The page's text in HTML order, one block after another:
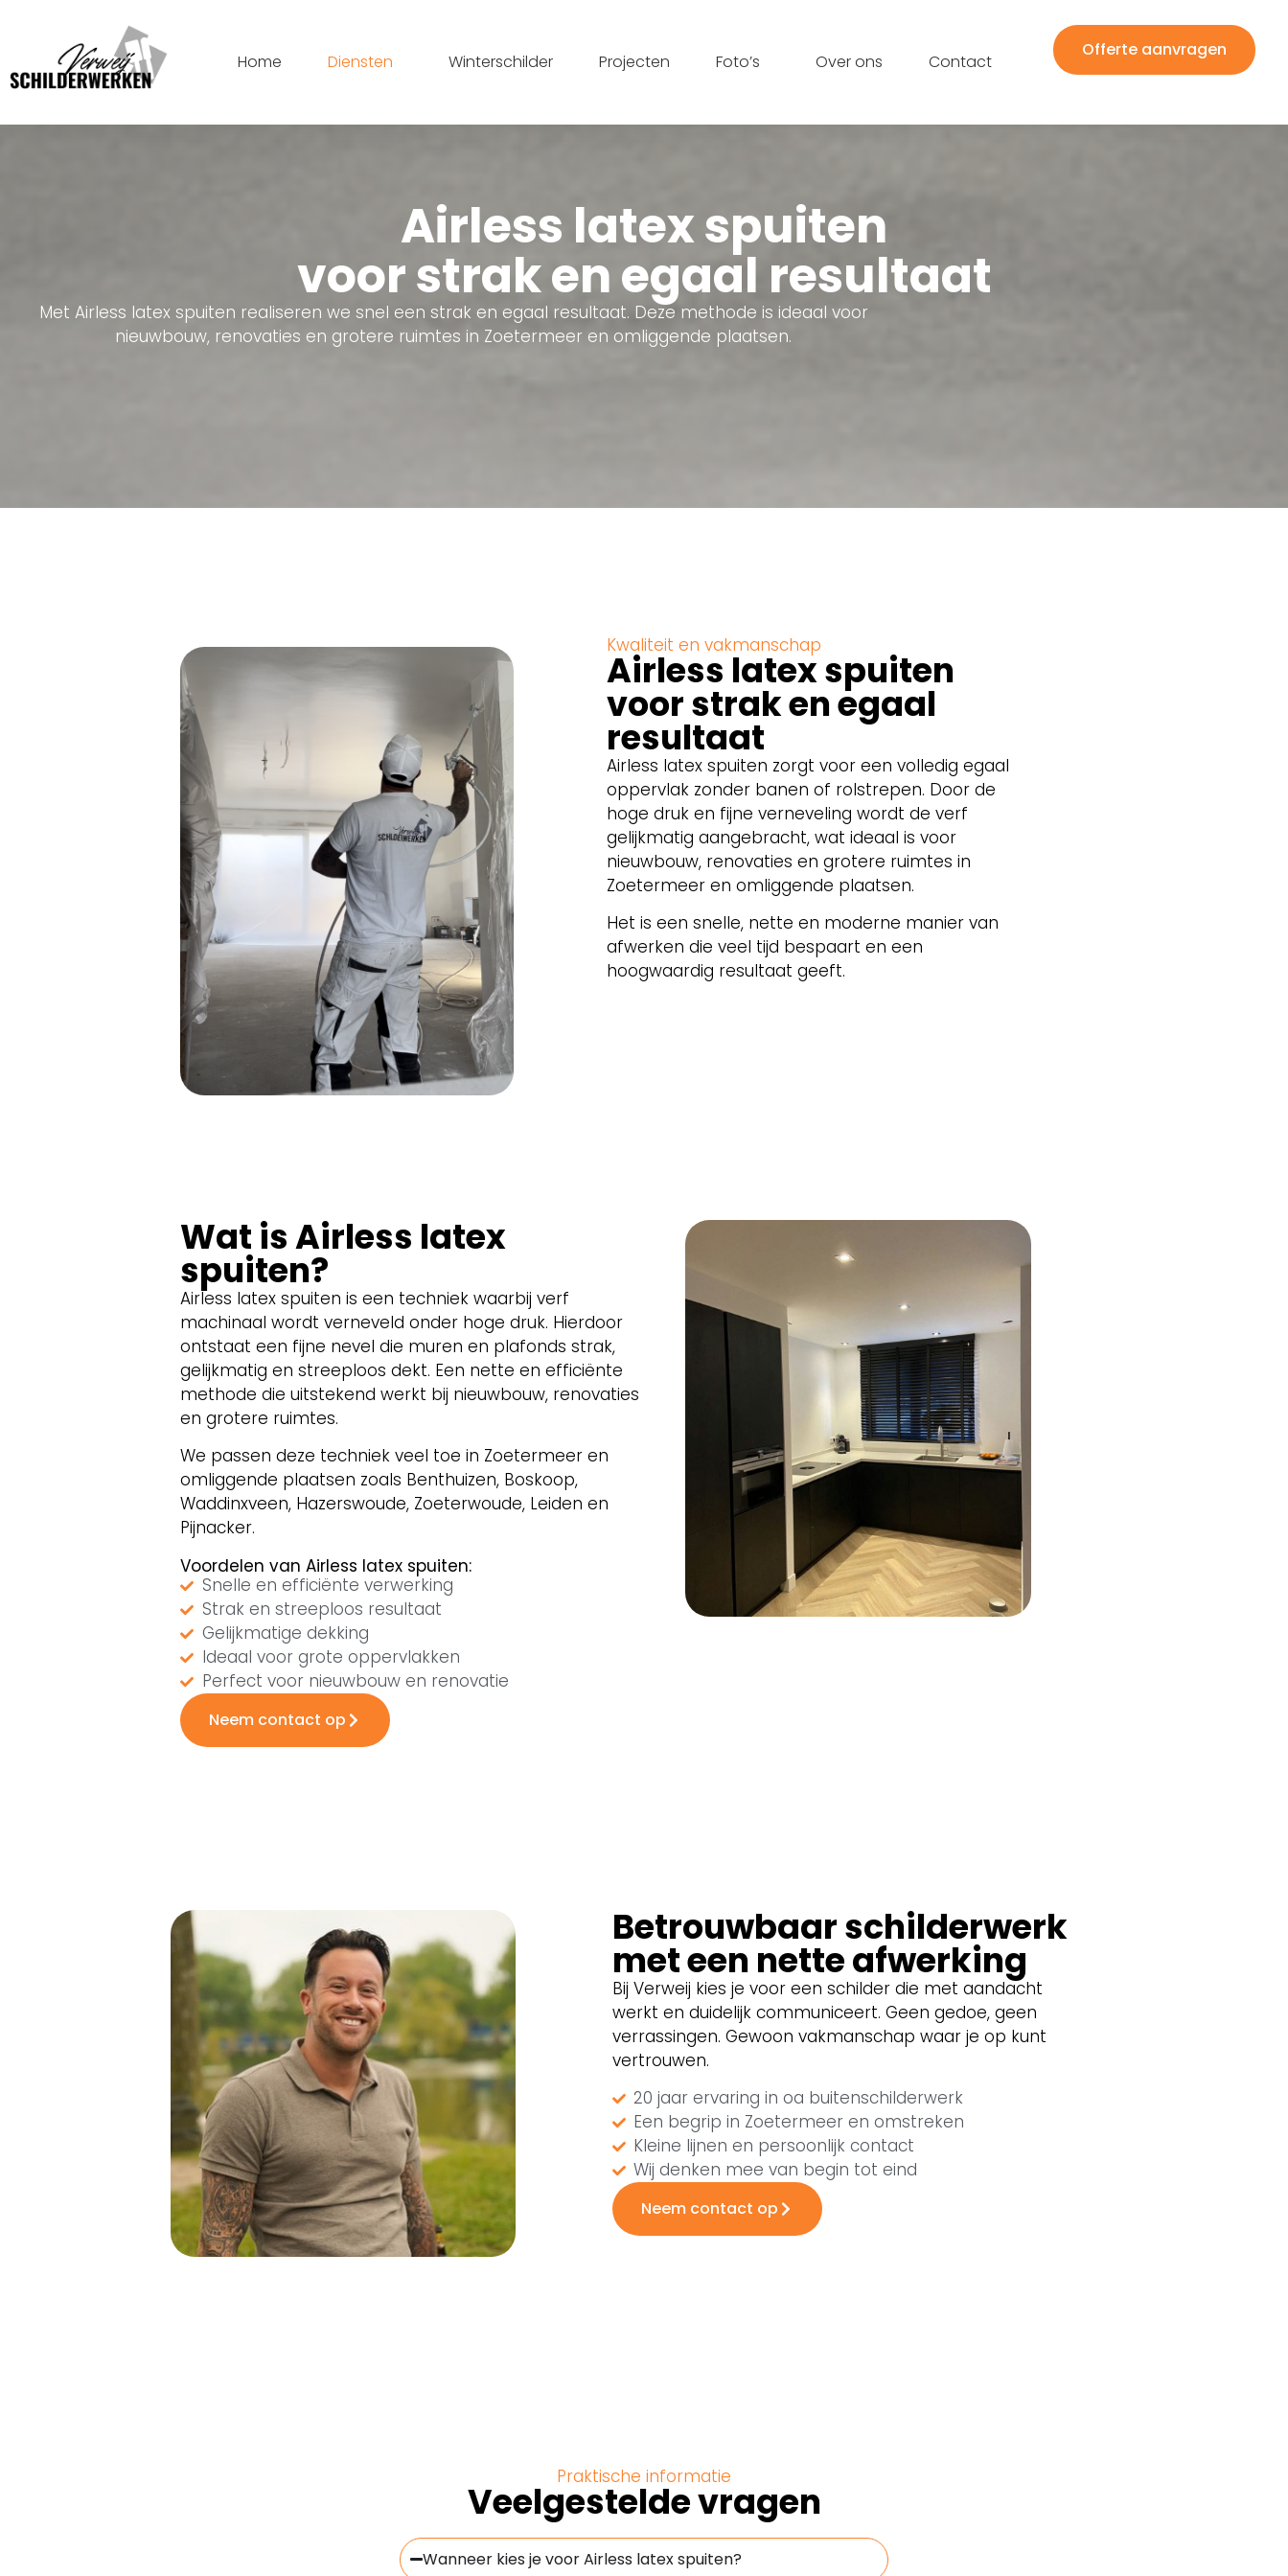
Home Diensten Winterschilder Projecten Foto’s Over ons Contact
Offerte aanvragen
Airless latex spuiten
voor strak en egaal resultaat
Met Airless latex spuiten realiseren we snel een strak en egaal resultaat. Deze methode is ideaal voor
nieuwbouw, renovaties en grotere ruimtes in Zoetermeer en omliggende plaatsen.
Kwaliteit en vakmanschap
Airless latex spuiten
voor strak en egaal
resultaat
Airless latex spuiten zorgt voor een volledig egaal
oppervlak zonder banen of rolstrepen. Door de
hoge druk en fijne verneveling wordt de verf
gelijkmatig aangebracht, wat ideaal is voor
nieuwbouw, renovaties en grotere ruimtes in
Zoetermeer en omliggende plaatsen.
Het is een snelle, nette en moderne manier van
afwerken die veel tijd bespaart en een
hoogwaardig resultaat geeft.
Wat is Airless latex
spuiten?
Airless latex spuiten is een techniek waarbij verf
machinaal wordt verneveld onder hoge druk. Hierdoor
ontstaat een fijne nevel die muren en plafonds strak,
gelijkmatig en streeploos dekt. Een nette en efficiënte
methode die uitstekend werkt bij nieuwbouw, renovaties
en grotere ruimtes.
We passen deze techniek veel toe in Zoetermeer en
omliggende plaatsen zoals Benthuizen, Boskoop,
Waddinxveen, Hazerswoude, Zoeterwoude, Leiden en
Pijnacker.
Voordelen van Airless latex spuiten:
Snelle en efficiënte verwerking
Strak en streeploos resultaat
Gelijkmatige dekking
Ideaal voor grote oppervlakken
Perfect voor nieuwbouw en renovatie
Neem contact op
Betrouwbaar schilderwerk
met een nette afwerking
Bij Verweij kies je voor een schilder die met aandacht
werkt en duidelijk communiceert. Geen gedoe, geen
verrassingen. Gewoon vakmanschap waar je op kunt
vertrouwen.
20 jaar ervaring in oa buitenschilderwerk
Een begrip in Zoetermeer en omstreken
Kleine lijnen en persoonlijk contact
Wij denken mee van begin tot eind
Neem contact op
Praktische informatie
Veelgestelde vragen
Wanneer kies je voor Airless latex spuiten?